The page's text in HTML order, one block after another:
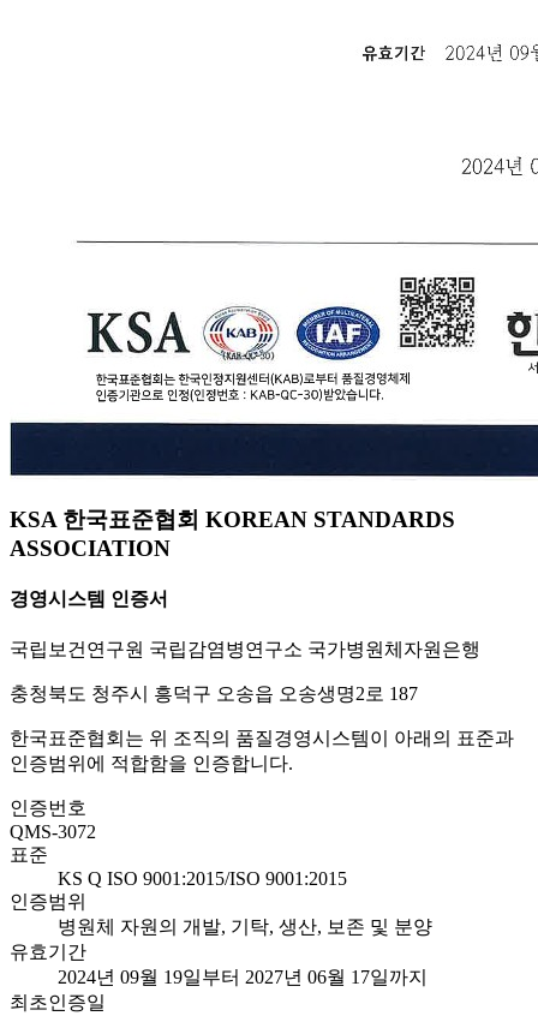
KSA 한국표준협회 KOREAN STANDARDS
ASSOCIATION
경영시스템 인증서
국립보건연구원 국립감염병연구소 국가병원체자원은행
충청북도 청주시 흥덕구 오송읍 오송생명2로 187
한국표준협회는 위 조직의 품질경영시스템이 아래의 표준과
인증범위에 적합함을 인증합니다.
인증번호
QMS-3072
표준
KS Q ISO 9001:2015/ISO 9001:2015
인증범위
병원체 자원의 개발, 기탁, 생산, 보존 및 분양
유효기간
2024년 09월 19일부터 2027년 06월 17일까지
최초인증일